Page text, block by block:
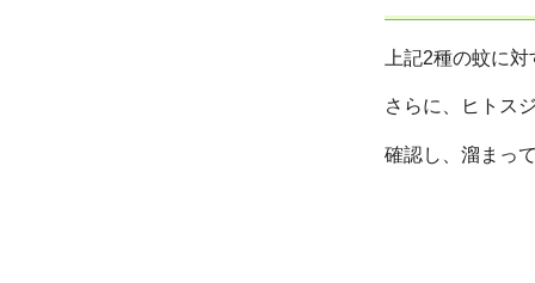
上記2種の蚊に
さらに、ヒトス
確認し、溜まっ